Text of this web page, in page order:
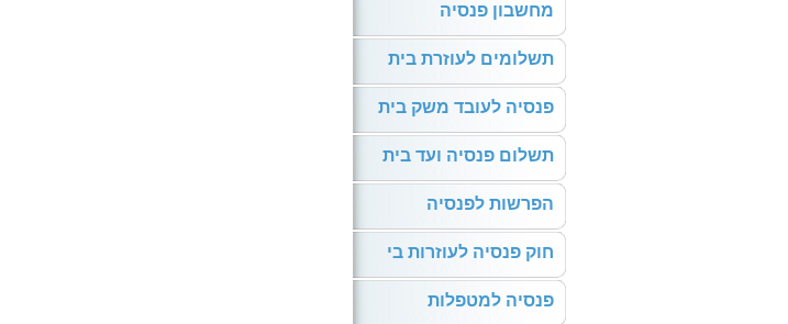
מחשבון פנסיה
תשלומים לעוזרת בית
פנסיה לעובד משק בית
תשלום פנסיה ועד בית
הפרשות לפנסיה
חוק פנסיה לעוזרות בי
פנסיה למטפלות